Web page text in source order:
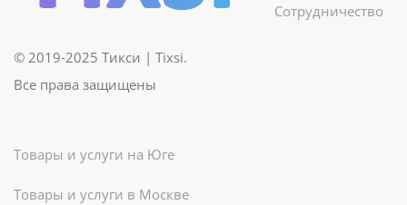
© 2019-2025 Тикси | Tixsi.
Все права защищены
Сотрудничество
Товары и услуги на Юге
Товары и услуги в Москве